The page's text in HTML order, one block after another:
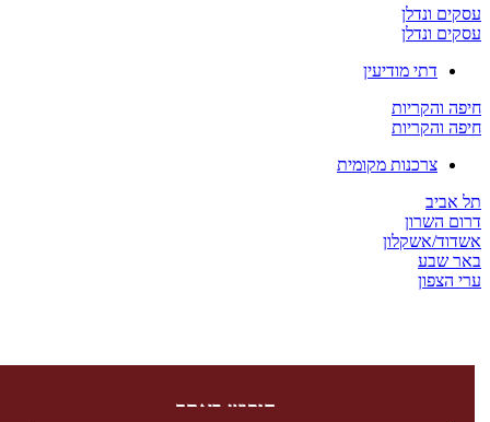
ונדלן
ונדלן
דתי מודיעין
צרכנות מקומית
אשקלון
חיפוש באתר